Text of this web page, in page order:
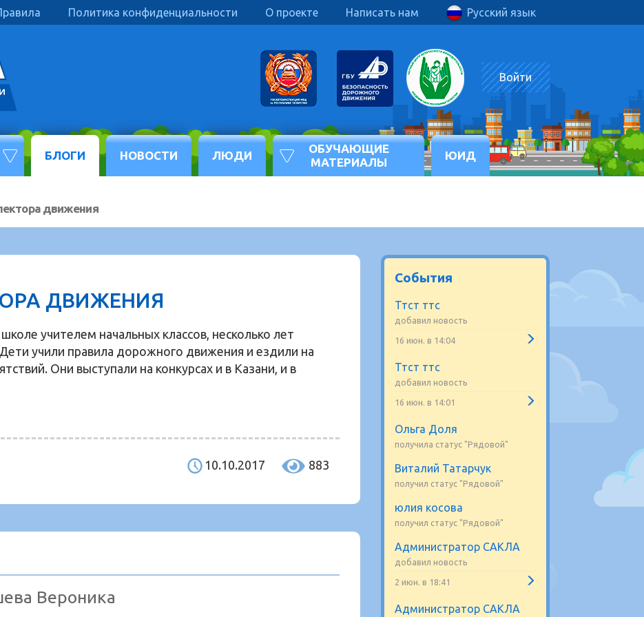
Русский язык
Политика конфиденциальности О проекте Написать нам
Войти
БЛОГИ НОВОСТИ ЛЮДИ
ОБУЧАЮЩИЕ
МАТЕРИАЛЫ
ЮИД
движения
ДВИЖЕНИЯ
учителем начальных классов, несколько лет
учили правила дорожного движения и ездили на
Они выступали на конкурсах и в Казани, и в
10.10.2017 883
Вероника
События
Ттст ттс
добавил новость
16 июн. в 14:04
Ттст ттс
добавил новость
16 июн. в 14:01
Ольга Доля
получила статус "Рядовой"
Виталий Татарчук
получил статус "Рядовой"
юлия косова
получил статус "Рядовой"
Администратор САКЛА
добавил новость
2 июн. в 18:41
Администратор САКЛА